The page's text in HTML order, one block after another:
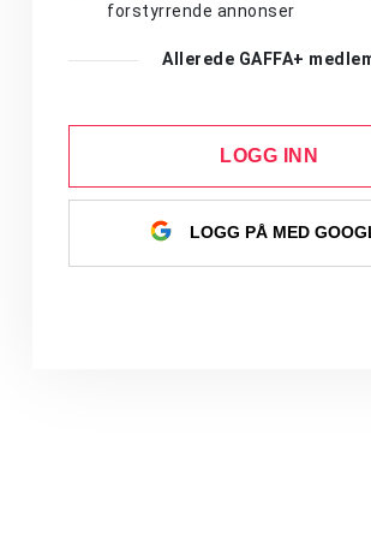
forstyrrende annonser
Allerede GAFFA+
LOGG INN
LOGG PÅ MED